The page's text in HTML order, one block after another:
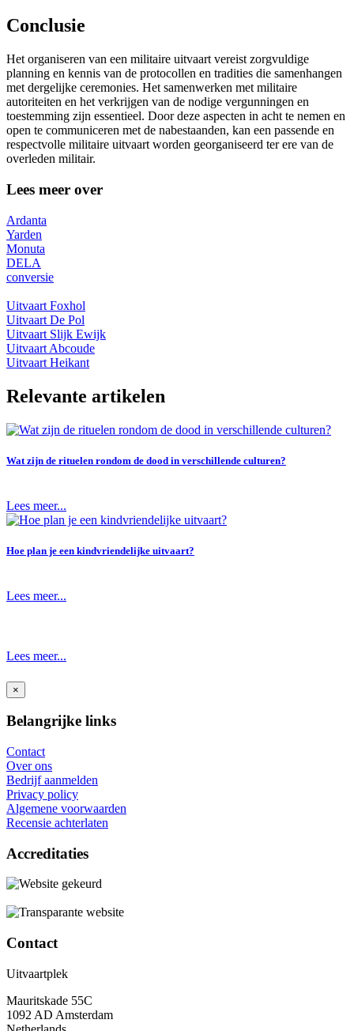
Conclusie
Het organiseren van een militaire uitvaart vereist zorgvuldige
planning en kennis van de protocollen en tradities die samenhangen
met dergelijke ceremonies. Het samenwerken met militaire
autoriteiten en het verkrijgen van de nodige vergunningen en
toestemming zijn essentieel. Door deze aspecten in acht te nemen en
open te communiceren met de nabestaanden, kan een passende en
respectvolle militaire uitvaart worden georganiseerd ter ere van de
overleden militair.
Lees meer over
Ardanta
Yarden
Monuta
DELA
conversie
Uitvaart Foxhol
Uitvaart De Pol
Uitvaart Slijk Ewijk
Uitvaart Abcoude
Uitvaart Heikant
Relevante artikelen
Wat zijn de rituelen rondom de dood in verschillende culturen?
Lees meer...
Hoe plan je een kindvriendelijke uitvaart?
Lees meer...
Lees meer...
×
Belangrijke links
Contact
Over ons
Bedrijf aanmelden
Privacy policy
Algemene voorwaarden
Recensie achterlaten
Accreditaties
Contact
Uitvaartplek
Mauritskade 55C
1092 AD Amsterdam